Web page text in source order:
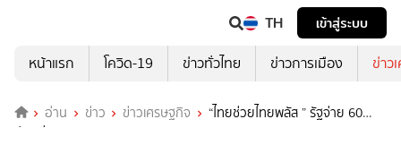
TH
เข้าสู่ระบบ
หน้าแรก
โควิด-19 ข่าวทั่วไทย ข่าวการเมือง ข่าว
อ่าน ข่าว ข่าวเศรษฐกิจ
“ไทยช่วยไทยพลัส ” รัฐจ่าย 60
ปชช.จ่าย 40